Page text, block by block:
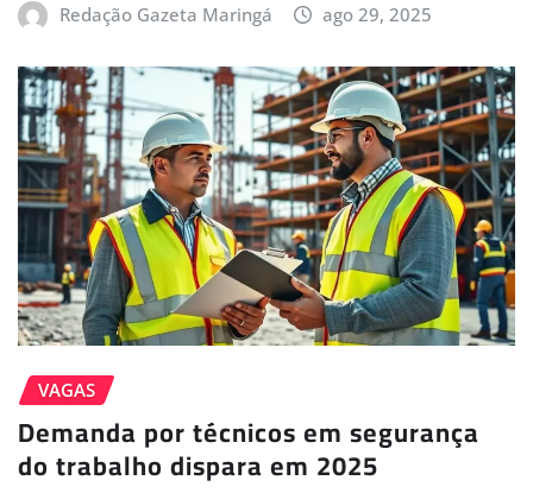
Redação Gazeta Maringá ago 29, 2025
VAGAS
Demanda por técnicos em segurança
do trabalho dispara em 2025